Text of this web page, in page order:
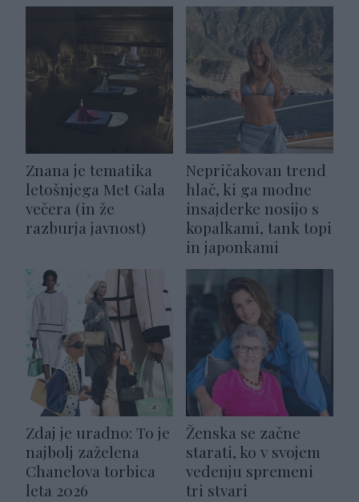
Znana je tematika
letošnjega Met Gala
večera (in že
razburja javnost)
Nepričakovan trend
hlač, ki ga modne
insajderke nosijo s
kopalkami, tank topi
in japonkami
Zdaj je uradno: To je
najbolj zaželena
Chanelova torbica
leta 2026
Ženska se začne
starati, ko v svojem
vedenju spremeni
tri stvari